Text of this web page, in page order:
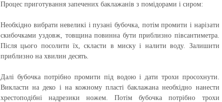
Процес приготування запечених баклажанів з помідорами і сиром:
Необхідно вибрати невеликі і пузані бубочка, потім промити і нарізати
скибочками уздовж, товщина повинна бути приблизно півсантиметра.
Після цього посолити їх, скласти в миску і налити воду. Залишити
приблизно на хвилин десять.
Далі бубочка потрібно промити під водою і дати трохи просохнути.
Викласти на деко і на кожному пласті баклажана необхідно нанести
хрестоподібні надрезики ножем. Потім бубочка потрібно трохи